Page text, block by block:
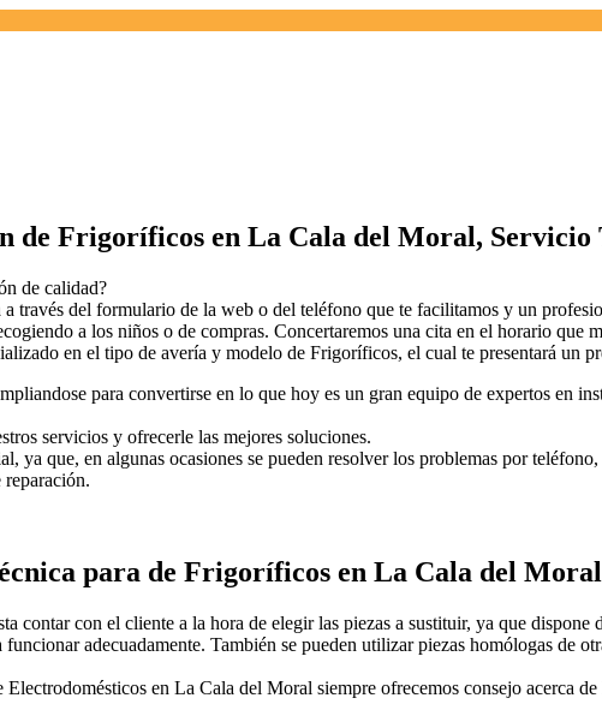
de Frigoríficos en La Cala del Moral, Servicio
de calidad?
través del formulario de la web o del teléfono que te facilitamos y un
a los niños o de compras. Concertaremos una cita en el horario que
en el tipo de avería y modelo de Frigoríficos, el cual te presentará un
para convertirse en lo que hoy es un gran equipo de expertos en
servicios y ofrecerle las mejores soluciones.
que, en algunas ocasiones se pueden resolver los problemas por
reparación.
para de Frigoríficos en La Cala del
contar con el cliente a la hora de elegir las piezas a sustituir, ya que
adecuadamente. También se pueden utilizar piezas homólogas de
en La Cala del Moral siempre ofrecemos consejo acerca